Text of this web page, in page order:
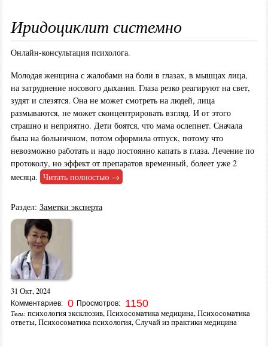
Иридоциклит системно
Онлайн-консультация психолога.
Молодая женщина с жалобами на боли в глазах, в мышцах лица,
на затруднение носового дыхания. Глаза резко реагируют на свет,
зудят и слезятся. Она не может смотреть на людей, лица
размываются, не может сконцентрировать взгляд. И от этого
страшно и неприятно. Дети боятся, что мама ослепнет. Сначала
была на больничном, потом оформила отпуск, потому что
невозможно работать и надо постоянно капать в глаза. Лечение по
протоколу, но эффект от препаратов временный, болеет уже 2
месяца. Читать полностью →
Раздел: Заметки эксперта
31 Окт, 2024
Комментариев: 0 Просмотров: 1150
Теги: психология эксклюзив,Психосоматика медицина,Психосоматика
ответы,Психосоматика психология,Случай из практики медицина